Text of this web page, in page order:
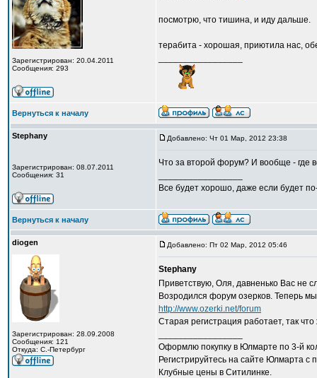
Зарегистрирован: 20.04.2011
Сообщения: 293
посмотрю, что тишина, и иду дальше.
терабита - хорошая, приютила нас,
Вернуться к началу
Stephany
Зарегистрирован: 08.07.2011
Сообщения: 31
Добавлено: Чт 01 Мар, 2012 23:38
Что за второй форум? И вообще - где
Все будет хорошо, даже если будет
Вернуться к началу
diogen
Зарегистрирован: 28.09.2008
Сообщения: 121
Откуда: С.-Петербург
Добавлено: Пт 02 Мар, 2012 05:46
Stephany
Приветствую, Оля, давненько Вас не
Возродился форум озерков. Теперь мы
http://www.ozerki.net/forum
Старая регистрация работает, так
Оформлю покупку в Юлмарте по 3-й
Регистрируйтесь на сайте Юлмарта с
Клубные цены в Ситилинке.